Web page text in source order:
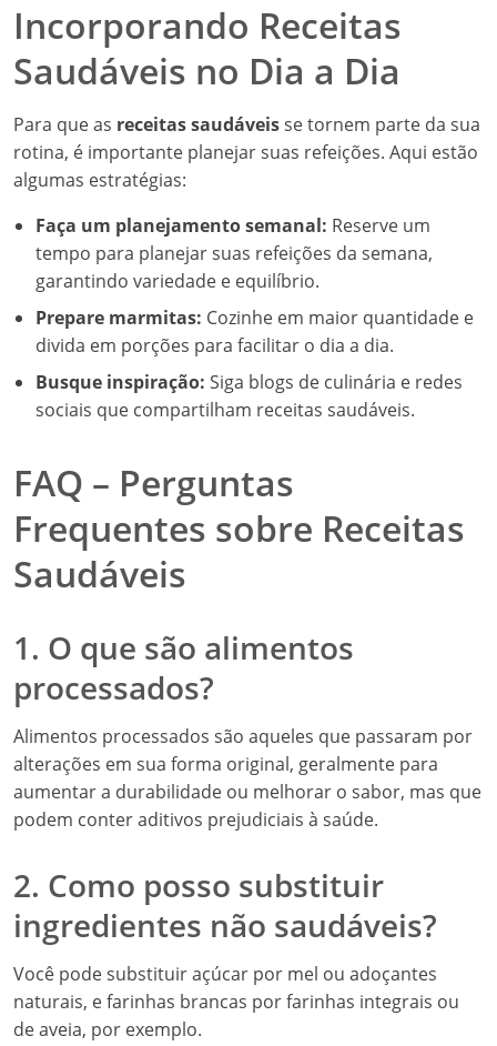
Incorporando Receitas
Saudáveis no Dia a Dia
Para que as receitas saudáveisse tornem parte da sua
rotina, é importante planejar suas refeições. Aqui estão
algumas estratégias:
Faça um planejamento semanal: Reserve um
tempo para planejar suas refeições da semana,
garantindo variedade e equilíbrio.
Prepare marmitas: Cozinhe em maior quantidade e
divida em porções para facilitar o dia a dia.
Busque inspiração: Siga blogs de culinária e redes
sociais que compartilham receitas saudáveis.
FAQ – Perguntas
Frequentes sobre Receitas
Saudáveis
1. O que são alimentos
processados?
Alimentos processados são aqueles que passaram por
alterações em sua forma original, geralmente para
aumentar a durabilidade ou melhorar o sabor, mas que
podem conter aditivos prejudiciais à saúde.
2. Como posso substituir
ingredientes não saudáveis?
Você pode substituir açúcar por mel ou adoçantes
naturais, e farinhas brancas por farinhas integrais ou
de aveia, por exemplo.